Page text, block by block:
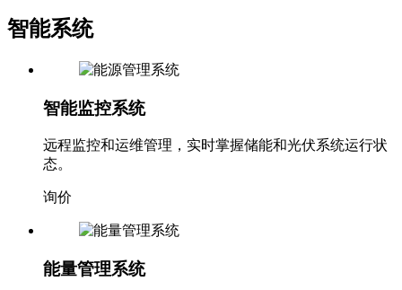
智能系统
智能监控系统
远程监控和运维管理，实时掌握储能和光伏系统运行状
态。
询价
能量管理系统